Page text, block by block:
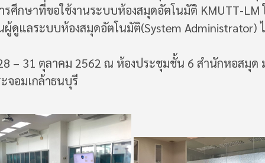
ศึกษาที่ขอใช้งานระบบห้องสมุดอัตโนมัติ KMUTT-LM
ดูแลระบบห้องสมุดอัตโนมัติ(System Administrator)
– 31 ตุลาคม 2562 ณ ห้องประชุมชั้น 6 สำนักหอสมุด
จอมเกล้าธนบุรี